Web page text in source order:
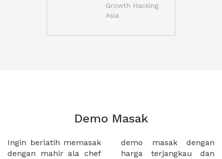
Growth Hacking
Asia
Demo Masak
Ingin berlatih memasak
dengan mahir ala chef
demo masak dengan
harga terjangkau dan